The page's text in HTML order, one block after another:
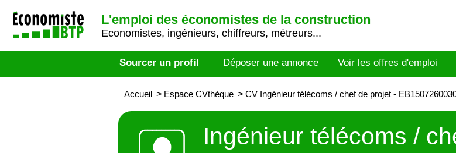
L'emploi des économistes de la construction
Economistes, ingénieurs, chiffreurs, métreurs...
Sourcer un profil Déposer une annonce Voir les offres d'emploi
Accueil > Espace CVthèque > CV Ingénieur télécoms / chef de projet -
Ingénieur télécoms /